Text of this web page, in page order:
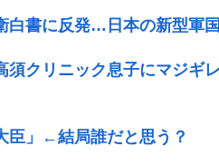
白書に反発…日本の新型軍
須クリニック息子にマジギ
臣」←結局誰だと思う？